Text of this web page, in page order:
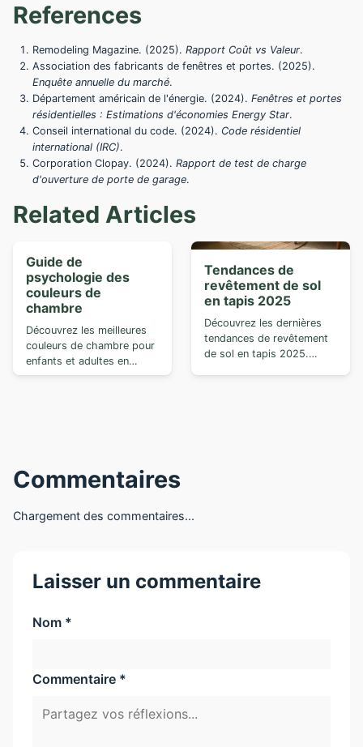
References
Remodeling Magazine. (2025). Rapport Coût vs Valeur.
Association des fabricants de fenêtres et portes. (2025).
Enquête annuelle du marché.
Département américain de l'énergie. (2024). Fenêtres et portes
résidentielles : Estimations d'économies Energy Star.
Conseil international du code. (2024). Code résidentiel
international (IRC).
Corporation Clopay. (2024). Rapport de test de charge
d'ouverture de porte de garage.
Related Articles
Guide de
psychologie des
couleurs de
chambre
Découvrez les meilleures
couleurs de chambre pour
enfants et adultes en
utilisan...
Tendances de
revêtement de sol
en tapis 2025
Découvrez les dernières
tendances de revêtement
de sol en tapis 2025.
Commentaires
Chargement des commentaires...
Laisser un commentaire
Nom *
Commentaire *